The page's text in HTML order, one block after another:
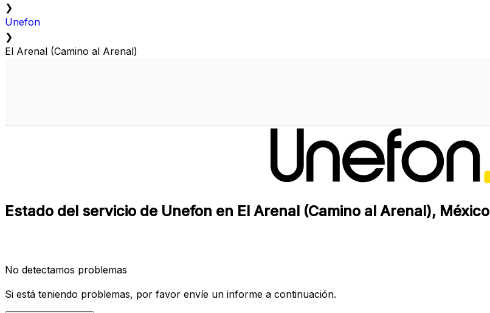
❯
Unefon
❯
El Arenal (Camino al Arenal)
Estado del servicio de Unefon en El Arenal (Camino al Arenal), México
No detectamos problemas
Si está teniendo problemas, por favor envíe un informe a continuación.